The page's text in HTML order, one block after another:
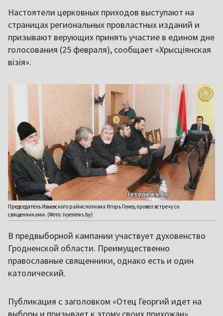
Настоятели церковных приходов выступают на
страницах региональных провластных изданий и
призывают верующих принять участие в едином дне
голосования (25 февраля), сообщает «Хрысціянская
візія».
Председатель Ивьевского райисполкома Игорь Генец провел встречу со
священниками. (Фото: ivyenews.by)
В предвыборной кампании участвует духовенство
Гродненской области. Преимущественно
православные священники, однако есть и один
католический.
Публикация с заголовком «Отец Георгий идет на
выборы и призывает к этому своих прихожан»